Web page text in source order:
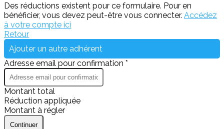
Des réductions existent pour ce formulaire. Pour en
bénéficier, vous devez peut-être vous connecter. Accédez
à votre compte ici
Retour
Ajouter un autre adhérent
Adresse email pour confirmation *
Montant total
Réduction appliquée
Montant à régler
Continuer